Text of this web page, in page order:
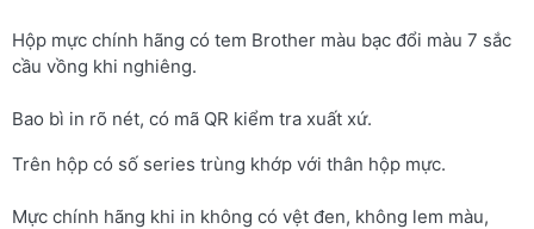
Hộp mực chính hãng có tem Brother màu bạc đổi màu 7 sắc
cầu vồng khi nghiêng.
Bao bì in rõ nét, có mã QR kiểm tra xuất xứ.
Trên hộp có số series trùng khớp với thân hộp mực.
Mực chính hãng khi in không có vệt đen, không lem màu,